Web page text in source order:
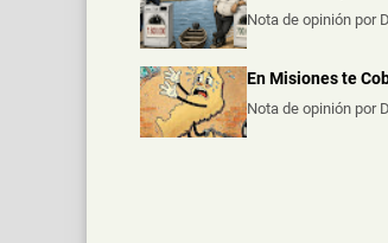
Nota de opinión por
En Misiones te
Nota de opinión por